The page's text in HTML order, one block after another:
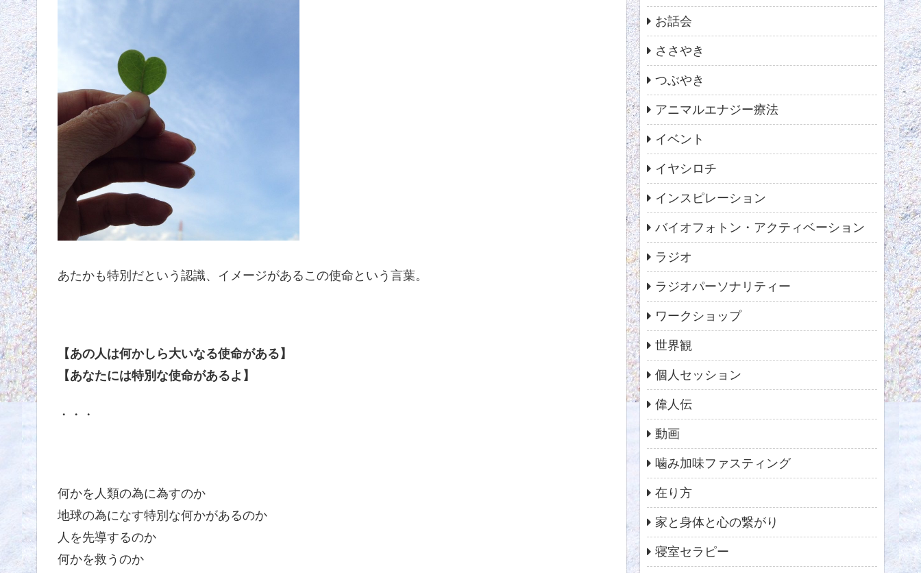
あたかも特別だという認識、イメージがあるこの使命という言葉。
【あの人は何かしら大いなる使命がある】
【あなたには特別な使命があるよ】
・・・
何かを人類の為に為すのか
地球の為になす特別な何かがあるのか
人を先導するのか
何かを救うのか
お話会
ささやき
つぶやき
アニマルエナジー療法
イベント
イヤシロチ
インスピレーション
バイオフォトン・アクティベーション
ラジオ
ラジオパーソナリティー
ワークショップ
世界観
個人セッション
偉人伝
動画
噛み加味ファスティング
在り方
家と身体と心の繋がり
寝室セラピー